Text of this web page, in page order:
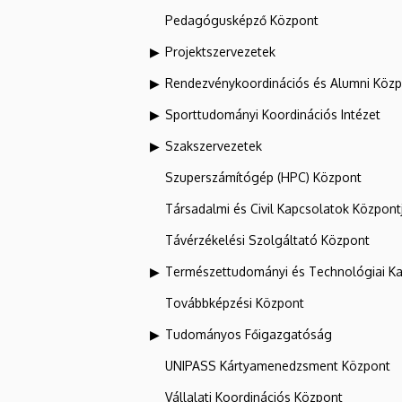
Pedagógusképző Központ
Projektszervezetek
Rendezvénykoordinációs és Alumni
Sporttudományi Koordinációs Intézet
Szakszervezetek
Szuperszámítógép (HPC) Központ
Társadalmi és Civil Kapcsolatok
Távérzékelési Szolgáltató Központ
Természettudományi és Technológiai
Továbbképzési Központ
Tudományos Főigazgatóság
UNIPASS Kártyamenedzsment Központ
Vállalati Koordinációs Központ